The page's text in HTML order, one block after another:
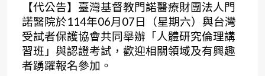
【代公告】臺灣基督教門諾醫療財團法人門
諾醫院於114年06月07日（星期六）與台灣
受試者保護協會共同舉辦「人體研究倫理講
習班」與認證考試，歡迎相關領域及有興趣
者踴躍報名參加。